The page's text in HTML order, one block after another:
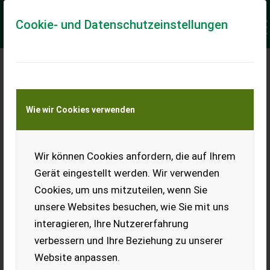
Cookie- und Datenschutzeinstellungen
Wie wir Cookies verwenden
Wir können Cookies anfordern, die auf Ihrem
Gerät eingestellt werden. Wir verwenden
Cookies, um uns mitzuteilen, wenn Sie
unsere Websites besuchen, wie Sie mit uns
interagieren, Ihre Nutzererfahrung
verbessern und Ihre Beziehung zu unserer
Website anpassen.
Meine Transportkostenanfrage
Transport von Land- und Baumaschinen –
KEINE Tiertransporte
Ladeort
Ort